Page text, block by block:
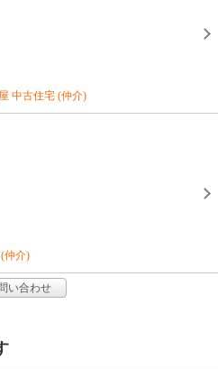
中古住宅 (仲介)
仲介)
い合わせ